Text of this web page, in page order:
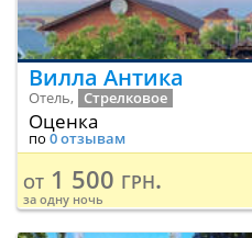
Вилла Антика
Отель, Стрелковое
Оценка
по 0 отзывам
от 1 500 грн.
за одну ночь